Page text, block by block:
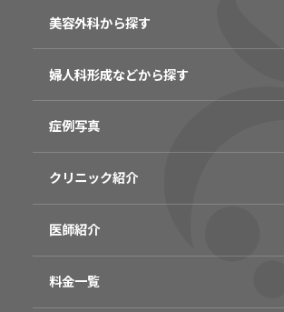
美容外科から探す
婦人科形成などから探す
症例写真
クリニック紹介
医師紹介
料金一覧